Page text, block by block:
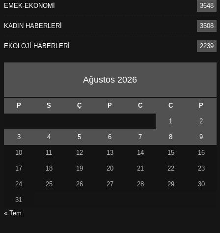
EMEK-EKONOMİ 3648
KADIN HABERLERİ 3508
EKOLOJİ HABERLERİ 2239
Ağustos 2026
P S Ç P C C P
1 2
3 4 5 6 7 8 9
10 11 12 13 14 15 16
17 18 19 20 21 22 23
24 25 26 27 28 29 30
31
« Tem